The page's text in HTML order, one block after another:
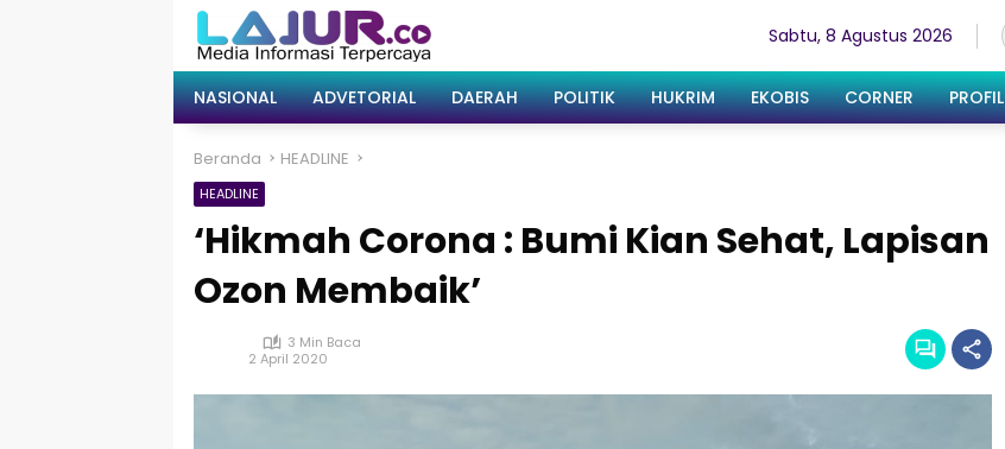
Sabtu, 8 Agustus 2026
NASIONAL ADVETORIAL DAERAH POLITIK HUKRIM EKOBIS CORNER PROFIL
Beranda HEADLINE
HEADLINE
‘Hikmah Corona : Bumi Kian Sehat, Lapisan
Ozon Membaik’
3 Min Baca
2 April 2020